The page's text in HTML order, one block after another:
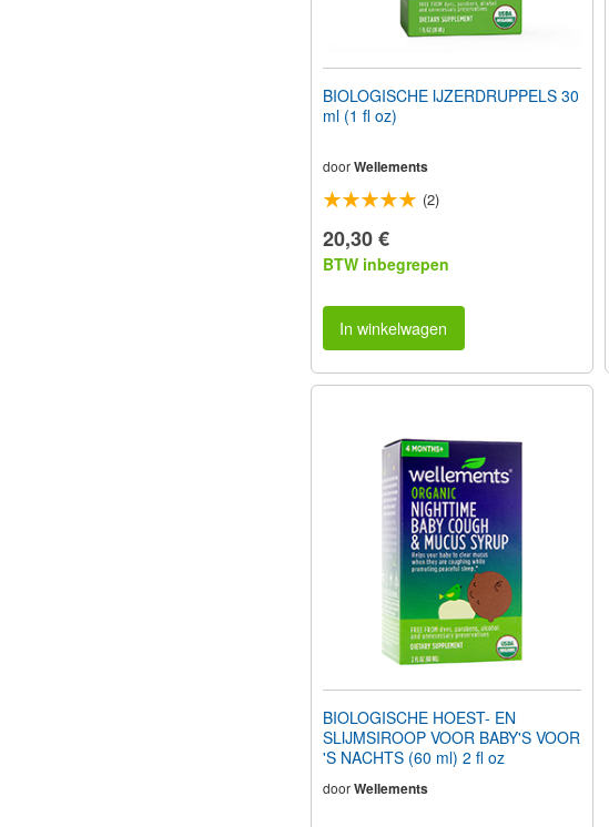
BIOLOGISCHE IJZERDRUPPELS 30
ml (1 fl oz)
doorWellements
(2)
20,30 €
BTW inbegrepen
In winkelwagen
BIOLOGISCHE HOEST- EN
SLIJMSIROOP VOOR BABY'S VOOR
'S NACHTS (60 ml) 2 fl oz
doorWellements